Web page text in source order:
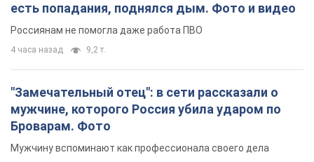
есть попадания, поднялся дым. Фото и видео
Россиянам не помогла даже работа ПВО
4 часа назад 9,2 т.
"Замечательный отец": в сети рассказали о
мужчине, которого Россия убила ударом по
Броварам. Фото
Мужчину вспоминают как профессионала своего дела